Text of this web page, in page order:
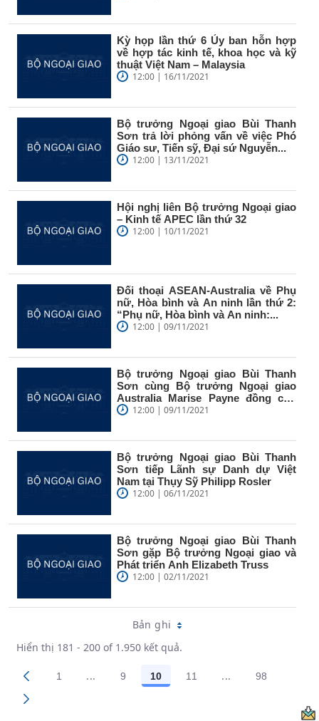
Kỳ họp lần thứ 6 Ủy ban hỗn hợp
về hợp tác kinh tế, khoa học và kỹ
thuật Việt Nam – Malaysia
12:00 | 16/11/2021
Bộ trưởng Ngoại giao Bùi Thanh
Sơn trả lời phỏng vấn về việc Phó
Giáo sư, Tiến sỹ, Đại sứ Nguyễn...
12:00 | 13/11/2021
Hội nghị liên Bộ trưởng Ngoại giao
– Kinh tế APEC lần thứ 32
12:00 | 10/11/2021
Đối thoại ASEAN-Australia về Phụ
nữ, Hòa bình và An ninh lần thứ 2:
“Phụ nữ, Hòa bình và An ninh:...
12:00 | 09/11/2021
Bộ trưởng Ngoại giao Bùi Thanh
Sơn cùng Bộ trưởng Ngoại giao
Australia Marise Payne đồng chủ
trì...12:00 | 09/11/2021
Bộ trưởng Ngoại giao Bùi Thanh
Sơn tiếp Lãnh sự Danh dự Việt
Nam tại Thụy Sỹ Philipp Rosler
12:00 | 06/11/2021
Bộ trưởng Ngoại giao Bùi Thanh
Sơn gặp Bộ trưởng Ngoại giao và
Phát triển Anh Elizabeth Truss
12:00 | 02/11/2021
Bản ghi
Hiển thị 181 - 200 of 1.950 kết quả.
Các trang trên cổng
1 ...Trang trung gian Use TAB to navigate.
Các trang trên cổng
9 Các trang trên cổng
10 Các trang trên cổng
11 ...Trang trung gian
Các trang
98